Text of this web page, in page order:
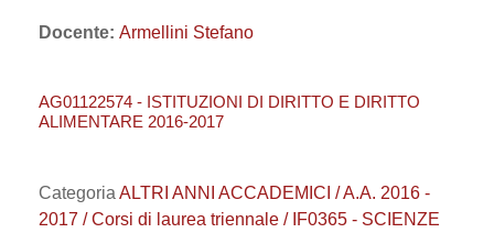
Docente: Armellini Stefano
AG01122574 - ISTITUZIONI DI DIRITTO E DIRITTO
ALIMENTARE 2016-2017
Categoria ALTRI ANNI ACCADEMICI / A.A. 2016 -
2017 / Corsi di laurea triennale / IF0365 - SCIENZE